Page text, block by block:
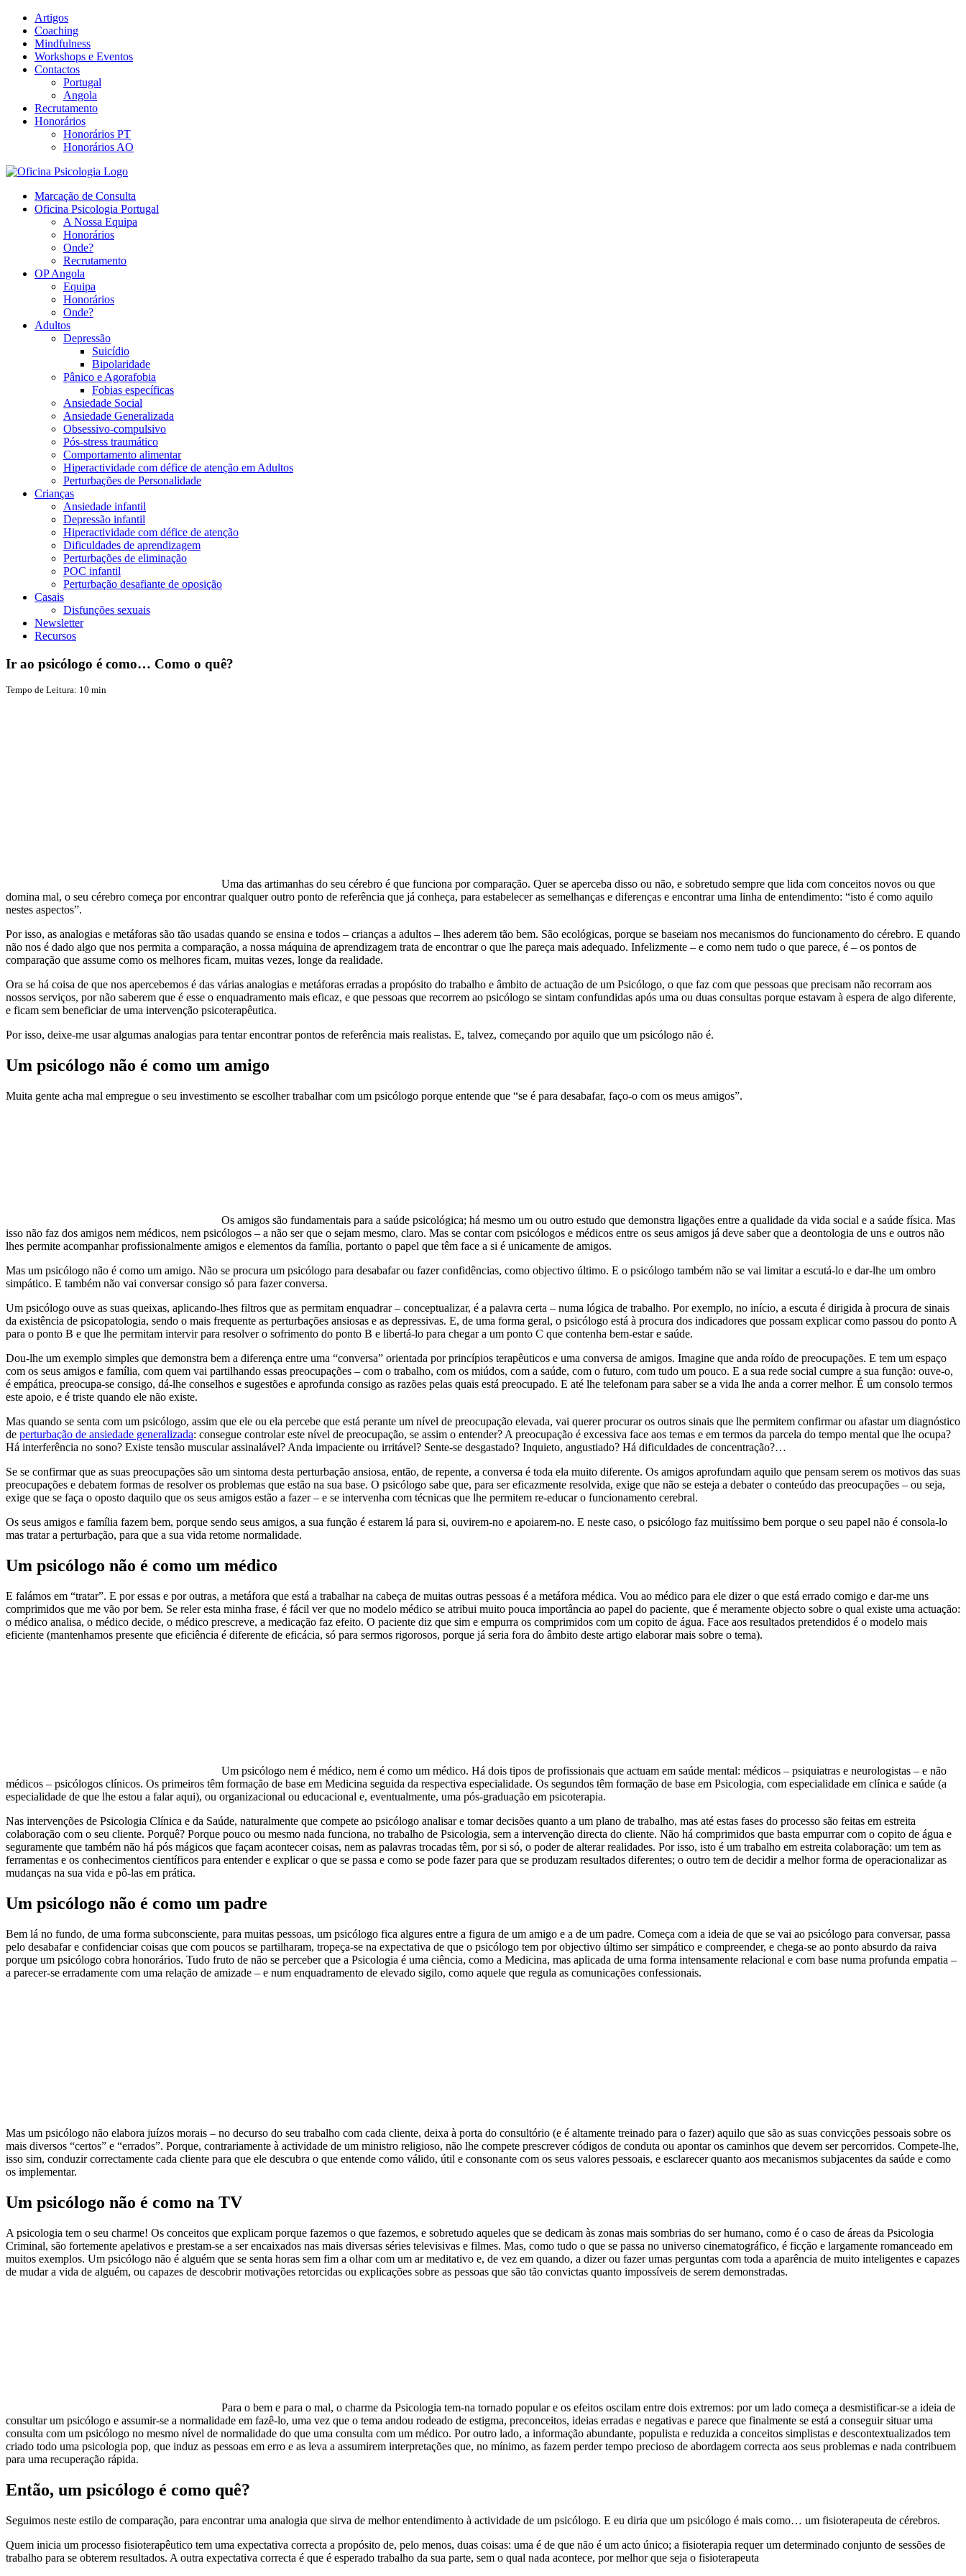
Skip
content
Artigos
Coaching
Mindfulness
Workshops e Eventos
Contactos
Portugal
Angola
Recrutamento
Honorários
Honorários PT
Honorários AO
Marcação de Consulta
Oficina Psicologia Portugal
A Nossa Equipa
Honorários
Onde?
Recrutamento
OP Angola
Equipa
Honorários
Onde?
Adultos
Depressão
Suicídio
Bipolaridade
Pânico e Agorafobia
Fobias específicas
Ansiedade Social
Ansiedade Generalizada
Obsessivo-compulsivo
Pós-stress traumático
Comportamento alimentar
Hiperactividade com défice de atenção em Adultos
Perturbações de Personalidade
Crianças
Ansiedade infantil
Depressão infantil
Hiperactividade com défice de atenção
Dificuldades de aprendizagem
Perturbações de eliminação
POC infantil
Perturbação desafiante de oposição
Casais
Disfunções sexuais
Newsletter
Recursos
Ir ao psicólogo é como… Como o quê?
Tempo de Leitura: 10 min
Uma das artimanhas do seu cérebro é que funciona por comparação. Quer se aperceba disso ou não, e sobretudo sempre que lida com conceitos novos ou que
domina mal, o seu cérebro começa por encontrar qualquer outro ponto de referência que já conheça, para estabelecer as semelhanças e diferenças e encontrar uma linha de entendimento: “isto é como aquilo
nestes aspectos”.
Por isso, as analogias e metáforas são tão usadas quando se ensina e todos – crianças a adultos – lhes aderem tão bem. São ecológicas, porque se baseiam nos mecanismos do funcionamento do cérebro. E quando
não nos é dado algo que nos permita a comparação, a nossa máquina de aprendizagem trata de encontrar o que lhe pareça mais adequado. Infelizmente – e como nem tudo o que parece, é – os pontos de
comparação que assume como os melhores ficam, muitas vezes, longe da realidade.
Ora se há coisa de que nos apercebemos é das várias analogias e metáforas erradas a propósito do trabalho e âmbito de actuação de um Psicólogo, o que faz com que pessoas que precisam não recorram aos
nossos serviços, por não saberem que é esse o enquadramento mais eficaz, e que pessoas que recorrem ao psicólogo se sintam confundidas após uma ou duas consultas porque estavam à espera de algo diferente,
e ficam sem beneficiar de uma intervenção psicoterapêutica.
Por isso, deixe-me usar algumas analogias para tentar encontrar pontos de referência mais realistas. E, talvez, começando por aquilo que um psicólogo não é.
Um psicólogo não é como um amigo
Muita gente acha mal empregue o seu investimento se escolher trabalhar com um psicólogo porque entende que “se é para desabafar, faço-o com os meus amigos”.
Os amigos são fundamentais para a saúde psicológica; há mesmo um ou outro estudo que demonstra ligações entre a qualidade da vida social e a saúde física. Mas
isso não faz dos amigos nem médicos, nem psicólogos – a não ser que o sejam mesmo, claro. Mas se contar com psicólogos e médicos entre os seus amigos já deve saber que a deontologia de uns e outros não
lhes permite acompanhar profissionalmente amigos e elementos da família, portanto o papel que têm face a si é unicamente de amigos.
Mas um psicólogo não é como um amigo. Não se procura um psicólogo para desabafar ou fazer confidências, como objectivo último. E o psicólogo também não se vai limitar a escutá-lo e dar-lhe um ombro
simpático. E também não vai conversar consigo só para fazer conversa.
Um psicólogo ouve as suas queixas, aplicando-lhes filtros que as permitam enquadrar – conceptualizar, é a palavra certa – numa lógica de trabalho. Por exemplo, no início, a escuta é dirigida à procura de sinais
da existência de psicopatologia, sendo o mais frequente as perturbações ansiosas e as depressivas. E, de uma forma geral, o psicólogo está à procura dos indicadores que possam explicar como passou do ponto A
para o ponto B e que lhe permitam intervir para resolver o sofrimento do ponto B e libertá-lo para chegar a um ponto C que contenha bem-estar e saúde.
Dou-lhe um exemplo simples que demonstra bem a diferença entre uma “conversa” orientada por princípios terapêuticos e uma conversa de amigos. Imagine que anda roído de preocupações. E tem um espaço
com os seus amigos e família, com quem vai partilhando essas preocupações – com o trabalho, com os miúdos, com a saúde, com o futuro, com tudo um pouco. E a sua rede social cumpre a sua função: ouve-o,
é empática, preocupa-se consigo, dá-lhe conselhos e sugestões e aprofunda consigo as razões pelas quais está preocupado. E até lhe telefonam para saber se a vida lhe anda a correr melhor. É um consolo termos
este apoio, e é triste quando ele não existe.
Mas quando se senta com um psicólogo, assim que ele ou ela percebe que está perante um nível de preocupação elevada, vai querer procurar os outros sinais que lhe permitem confirmar ou afastar um diagnóstico
de perturbação de ansiedade generalizada: consegue controlar este nível de preocupação, se assim o entender? A preocupação é excessiva face aos temas e em termos da parcela do tempo mental que lhe ocupa?
Há interferência no sono? Existe tensão muscular assinalável? Anda impaciente ou irritável? Sente-se desgastado? Inquieto, angustiado? Há dificuldades de concentração?…
Se se confirmar que as suas preocupações são um sintoma desta perturbação ansiosa, então, de repente, a conversa é toda ela muito diferente. Os amigos aprofundam aquilo que pensam serem os motivos das suas
preocupações e debatem formas de resolver os problemas que estão na sua base. O psicólogo sabe que, para ser eficazmente resolvida, exige que não se esteja a debater o conteúdo das preocupações – ou seja,
exige que se faça o oposto daquilo que os seus amigos estão a fazer – e se intervenha com técnicas que lhe permitem re-educar o funcionamento cerebral.
Os seus amigos e família fazem bem, porque sendo seus amigos, a sua função é estarem lá para si, ouvirem-no e apoiarem-no. E neste caso, o psicólogo faz muitíssimo bem porque o seu papel não é consola-lo
mas tratar a perturbação, para que a sua vida retome normalidade.
Um psicólogo não é como um médico
E falámos em “tratar”. E por essas e por outras, a metáfora que está a trabalhar na cabeça de muitas outras pessoas é a metáfora médica. Vou ao médico para ele dizer o que está errado comigo e dar-me uns
comprimidos que me vão por bem. Se reler esta minha frase, é fácil ver que no modelo médico se atribui muito pouca importância ao papel do paciente, que é meramente objecto sobre o qual existe uma actuação:
o médico analisa, o médico decide, o médico prescreve, a medicação faz efeito. O paciente diz que sim e empurra os comprimidos com um copito de água. Face aos resultados pretendidos é o modelo mais
eficiente (mantenhamos presente que eficiência é diferente de eficácia, só para sermos rigorosos, porque já seria fora do âmbito deste artigo elaborar mais sobre o tema).
Um psicólogo nem é médico, nem é como um médico. Há dois tipos de profissionais que actuam em saúde mental: médicos – psiquiatras e neurologistas – e não
médicos – psicólogos clínicos. Os primeiros têm formação de base em Medicina seguida da respectiva especialidade. Os segundos têm formação de base em Psicologia, com especialidade em clínica e saúde (a
especialidade de que lhe estou a falar aqui), ou organizacional ou educacional e, eventualmente, uma pós-graduação em psicoterapia.
Nas intervenções de Psicologia Clínica e da Saúde, naturalmente que compete ao psicólogo analisar e tomar decisões quanto a um plano de trabalho, mas até estas fases do processo são feitas em estreita
colaboração com o seu cliente. Porquê? Porque pouco ou mesmo nada funciona, no trabalho de Psicologia, sem a intervenção directa do cliente. Não há comprimidos que basta empurrar com o copito de água e
seguramente que também não há pós mágicos que façam acontecer coisas, nem as palavras trocadas têm, por si só, o poder de alterar realidades. Por isso, isto é um trabalho em estreita colaboração: um tem as
ferramentas e os conhecimentos científicos para entender e explicar o que se passa e como se pode fazer para que se produzam resultados diferentes; o outro tem de decidir a melhor forma de operacionalizar as
mudanças na sua vida e pô-las em prática.
Um psicólogo não é como um padre
Bem lá no fundo, de uma forma subconsciente, para muitas pessoas, um psicólogo fica algures entre a figura de um amigo e a de um padre. Começa com a ideia de que se vai ao psicólogo para conversar, passa
pelo desabafar e confidenciar coisas que com poucos se partilharam, tropeça-se na expectativa de que o psicólogo tem por objectivo último ser simpático e compreender, e chega-se ao ponto absurdo da raiva
porque um psicólogo cobra honorários. Tudo fruto de não se perceber que a Psicologia é uma ciência, como a Medicina, mas aplicada de uma forma intensamente relacional e com base numa profunda empatia –
a parecer-se erradamente com uma relação de amizade – e num enquadramento de elevado sigilo, como aquele que regula as comunicações confessionais.
Mas um psicólogo não elabora juízos morais – no decurso do seu trabalho com cada cliente, deixa à porta do consultório (e é altamente treinado para o fazer) aquilo que são as suas convicções pessoais sobre os
mais diversos “certos” e “errados”. Porque, contrariamente à actividade de um ministro religioso, não lhe compete prescrever códigos de conduta ou apontar os caminhos que devem ser percorridos. Compete-lhe,
isso sim, conduzir correctamente cada cliente para que ele descubra o que entende como válido, útil e consonante com os seus valores pessoais, e esclarecer quanto aos mecanismos subjacentes da saúde e como
os implementar.
Um psicólogo não é como na TV
A psicologia tem o seu charme! Os conceitos que explicam porque fazemos o que fazemos, e sobretudo aqueles que se dedicam às zonas mais sombrias do ser humano, como é o caso de áreas da Psicologia
Criminal, são fortemente apelativos e prestam-se a ser encaixados nas mais diversas séries televisivas e filmes. Mas, como tudo o que se passa no universo cinematográfico, é ficção e largamente romanceado em
muitos exemplos. Um psicólogo não é alguém que se senta horas sem fim a olhar com um ar meditativo e, de vez em quando, a dizer ou fazer umas perguntas com toda a aparência de muito inteligentes e capazes
de mudar a vida de alguém, ou capazes de descobrir motivações retorcidas ou explicações sobre as pessoas que são tão convictas quanto impossíveis de serem demonstradas.
Para o bem e para o mal, o charme da Psicologia tem-na tornado popular e os efeitos oscilam entre dois extremos: por um lado começa a desmistificar-se a ideia de
consultar um psicólogo e assumir-se a normalidade em fazê-lo, uma vez que o tema andou rodeado de estigma, preconceitos, ideias erradas e negativas e parece que finalmente se está a conseguir situar uma
consulta com um psicólogo no mesmo nível de normalidade do que uma consulta com um médico. Por outro lado, a informação abundante, populista e reduzida a conceitos simplistas e descontextualizados tem
criado todo uma psicologia pop, que induz as pessoas em erro e as leva a assumirem interpretações que, no mínimo, as fazem perder tempo precioso de abordagem correcta aos seus problemas e nada contribuem
para uma recuperação rápida.
Então, um psicólogo é como quê?
Seguimos neste estilo de comparação, para encontrar uma analogia que sirva de melhor entendimento à actividade de um psicólogo. E eu diria que um psicólogo é mais como… um fisioterapeuta de cérebros.
Quem inicia um processo fisioterapêutico tem uma expectativa correcta a propósito de, pelo menos, duas coisas: uma é de que não é um acto único; a fisioterapia requer um determinado conjunto de sessões de
trabalho para se obterem resultados. A outra expectativa correcta é que é esperado trabalho da sua parte, sem o qual nada acontece, por melhor que seja o fisioterapeuta